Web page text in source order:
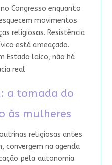
Congresso enquanto
movimentos
religiosas. Resistência
está ameaçado.
Estado laico, não há
real
a tomada do
às mulheres
religiosas antes
convergem na agenda
pela autonomia